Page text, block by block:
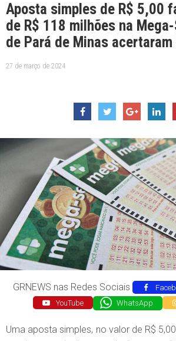
Aposta simples de R$ 5,00
de R$ 118 milhões na
de Pará de Minas
27 de março de 2024
GRNEWS nas Redes Sociais
YouTube
WhatsApp
Uma aposta simples, no valor de R$